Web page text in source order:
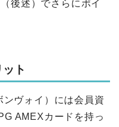
後述）でさらにポイ
ト
ヴォイ）には会員資
AMEXカードを持っ